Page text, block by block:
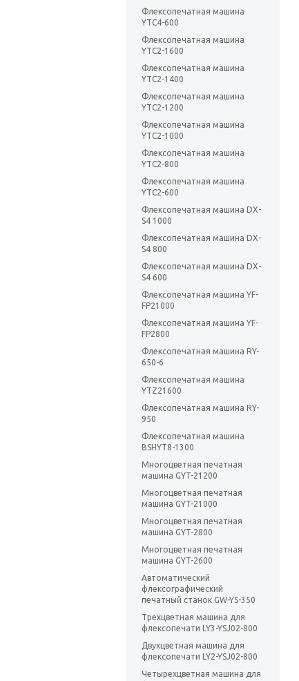
Флексопечатная машина
YTC4-600
Флексопечатная машина
YTC2-1600
Флексопечатная машина
YTC2-1400
Флексопечатная машина
YTC2-1200
Флексопечатная машина
YTC2-1000
Флексопечатная машина
YTC2-800
Флексопечатная машина
YTC2-600
Флексопечатная машина DX-
S4 1000
Флексопечатная машина DX-
S4 800
Флексопечатная машина DX-
S4 600
Флексопечатная машина YF-
FP21000
Флексопечатная машина YF-
FP2800
Флексопечатная машина RY-
650-6
Флексопечатная машина
YTZ21600
Флексопечатная машина RY-
950
Флексопечатная машина
BSHYT8-1300
Многоцветная печатная
машина GYT-21200
Многоцветная печатная
машина GYT-21000
Многоцветная печатная
машина GYT-2800
Многоцветная печатная
машина GYT-2600
Автоматический
флексографический
печатный станок GW-YS-350
Трехцветная машина для
флексопечати LY3-YSJ02-800
Двухцветная машина для
флексопечати LY2-YSJ02-800
Четырехцветная машина для